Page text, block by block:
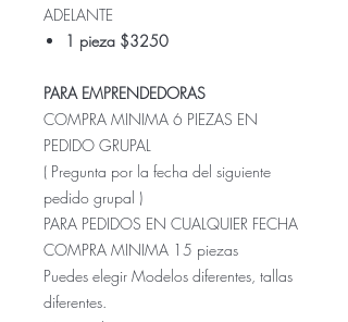
ADELANTE
1 pieza $3250
PARA EMPRENDEDORAS
COMPRA MINIMA 6 PIEZAS EN
PEDIDO GRUPAL
( Pregunta por la fecha del siguiente
pedido grupal )
PARA PEDIDOS EN CUALQUIER FECHA
COMPRA MINIMA 15 piezas
Puedes elegir Modelos diferentes, tallas
diferentes.